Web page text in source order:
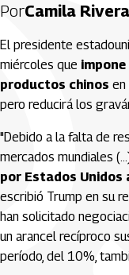
PorCamila Rivera
El presidente
miércoles que
productos chinos en
pero reducirá los
"Debido a la falta de
mercados mundiales
por Estados
escribió Trump en su
han solicitado
un arancel recíproco
período, del 10%,